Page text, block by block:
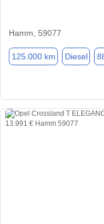
Hamm, 59077
125.000 km Diesel